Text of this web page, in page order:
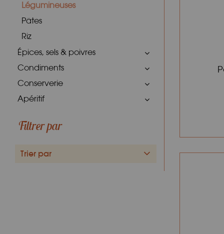
Légumineuses
Pâtes
Riz
Épices, sels & poivres
Condiments
Conserverie
Apéritif
Filtrer par
Trier par